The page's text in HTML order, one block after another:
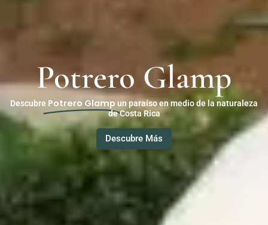
Potrero Glamp
Descubre Potrero Glamp un paraíso en medio de la naturaleza
de Costa Rica
Descubre Más